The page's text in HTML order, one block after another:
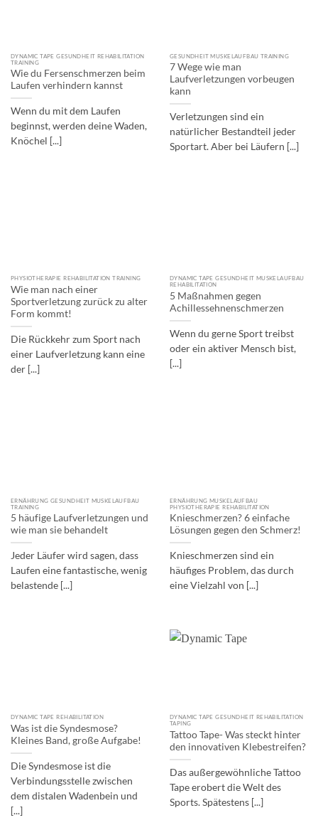
DYNAMIC TAPE GESUNDHEIT REHABILITATION
TRAINING
Wie du Fersenschmerzen beim
Laufen verhindern kannst
Wenn du mit dem Laufen
beginnst, werden deine Waden,
Knöchel [...]
GESUNDHEIT MUSKELAUFBAU TRAINING
7 Wege wie man
Laufverletzungen vorbeugen
kann
Verletzungen sind ein
natürlicher Bestandteil jeder
Sportart. Aber bei Läufern [...]
PHYSIOTHERAPIE REHABILITATION TRAINING
Wie man nach einer
Sportverletzung zurück zu alter
Form kommt!
Die Rückkehr zum Sport nach
einer Laufverletzung kann eine
der [...]
DYNAMIC TAPE GESUNDHEIT MUSKELAUFBAU
REHABILITATION
5 Maßnahmen gegen
Achillessehnenschmerzen
Wenn du gerne Sport treibst
oder ein aktiver Mensch bist,
[...]
ERNÄHRUNG GESUNDHEIT MUSKELAUFBAU
TRAINING
5 häufige Laufverletzungen und
wie man sie behandelt
Jeder Läufer wird sagen, dass
Laufen eine fantastische, wenig
belastende [...]
ERNÄHRUNG MUSKELAUFBAU
PHYSIOTHERAPIE REHABILITATION
Knieschmerzen? 6 einfache
Lösungen gegen den Schmerz!
Knieschmerzen sind ein
häufiges Problem, das durch
eine Vielzahl von [...]
DYNAMIC TAPE REHABILITATION
Was ist die Syndesmose?
Kleines Band, große Aufgabe!
Die Syndesmose ist die
Verbindungsstelle zwischen
dem distalen Wadenbein und
[...]
DYNAMIC TAPE GESUNDHEIT REHABILITATION
TAPING
Tattoo Tape- Was steckt hinter
den innovativen Klebestreifen?
Das außergewöhnliche Tattoo
Tape erobert die Welt des
Sports. Spätestens [...]